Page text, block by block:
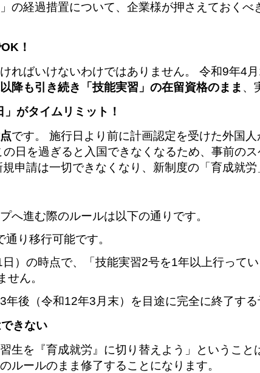
の経過措置について、企業様が押さえておく
！
ればいけないわけではありません。 令和9年4
降も引き続き「技能実習」の在留資格のまま 、
がタイムリミット！
です。 施行日より前に計画認定を受けた外国
日を過ぎると入国できなくなるため、事前の
申請は一切できなくなり、新制度の「育成就労
へ進む際のルールは以下の通りです。
り移行可能です。
）の時点で、「技能実習2号を1年以上行って
ん。
後（令和12年3月末）を目途に完全に終了する
きない
生を『育成就労』に切り替えよう」ということ
ルールのまま修了することになります。